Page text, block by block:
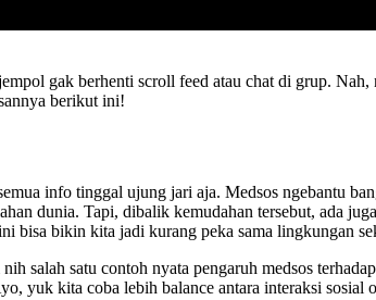
gak berhenti scroll feed atau chat di grup.
berikut ini!
info tinggal ujung jari aja. Medsos ngebantu
dunia. Tapi, dibalik kemudahan tersebut, ada
bisa bikin kita jadi kurang peka sama lingkungan
salah satu contoh nyata pengaruh medsos
yuk kita coba lebih balance antara interaksi sosial